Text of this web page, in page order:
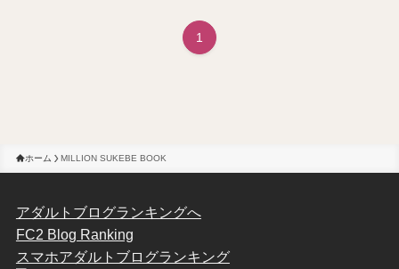
1
ホーム MILLION SUKEBE BOOK
アダルトブログランキングへ
FC2 Blog Ranking
スマホアダルトブログランキング